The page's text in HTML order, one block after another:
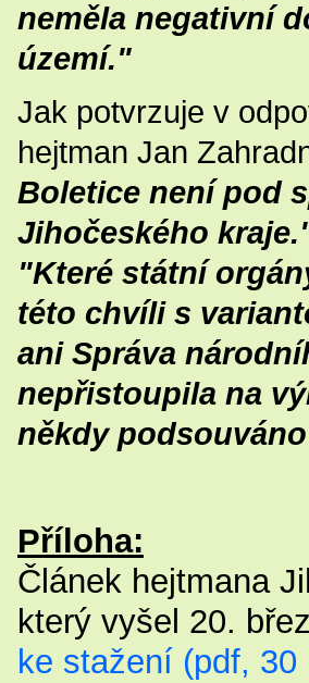
neměla negativní
území."
Jak potvrzuje v
hejtman Jan
Boletice není pod
Jihočeského
"Které státní
této chvíli s
ani Správa
nepřistoupila na
někdy
Příloha:
Článek hejtmana
který vyšel 20.
ke stažení (pdf, 30